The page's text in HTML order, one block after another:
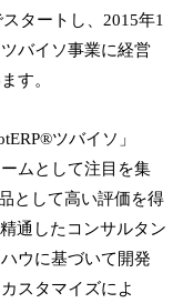
タートし、2015年1
バイソ事業に経営
す。
ツバイソ」
ムとして注目を集
として高い評価を得
通したコンサルタン
ウに基づいて開発
スタマイズによ